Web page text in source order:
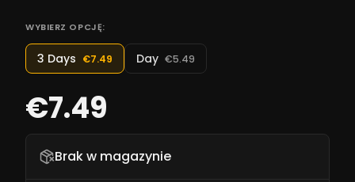
WYBIERZ OPCJĘ:
3 Days €7.49 Day €5.49
€7.49
Brak w magazynie